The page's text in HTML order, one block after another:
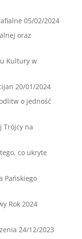
05/02/2024
oraz
Kultury w
20/01/2024
o jedność
Trójcy na
co ukryte
Pańskiego
Rok 2024
24/12/2023